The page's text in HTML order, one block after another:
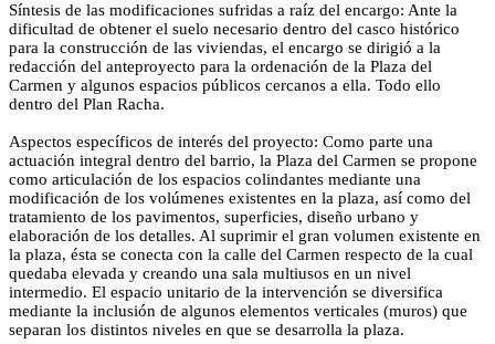
Síntesis de las modificaciones sufridas a raíz del encargo: Ante la
dificultad de obtener el suelo necesario dentro del casco histórico
para la construcción de las viviendas, el encargo se dirigió a la
redacción del anteproyecto para la ordenación de la Plaza del
Carmen y algunos espacios públicos cercanos a ella. Todo ello
dentro del Plan Racha.
Aspectos específicos de interés del proyecto: Como parte una
actuación integral dentro del barrio, la Plaza del Carmen se propone
como articulación de los espacios colindantes mediante una
modificación de los volúmenes existentes en la plaza, así como del
tratamiento de los pavimentos, superficies, diseño urbano y
elaboración de los detalles. Al suprimir el gran volumen existente en
la plaza, ésta se conecta con la calle del Carmen respecto de la cual
quedaba elevada y creando una sala multiusos en un nivel
intermedio. El espacio unitario de la intervención se diversifica
mediante la inclusión de algunos elementos verticales (muros) que
separan los distintos niveles en que se desarrolla la plaza.